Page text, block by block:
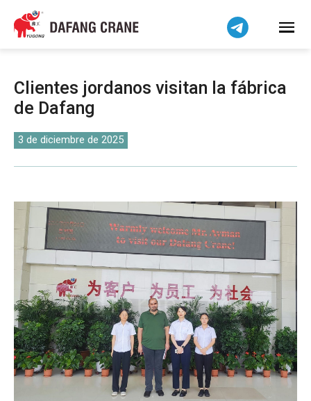
Clientes jordanos visitan la fábrica
de Dafang
3 de diciembre de 2025
Bahasa Indonesia
Bahasa Melayu
বাংলা
فارسی
Pilipino
اردو
Čeština
Беларуская мова
Kiswahili
Dansk
Norsk
O‘zbekcha